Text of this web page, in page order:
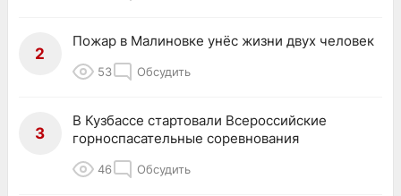
2
Пожар в Малиновке унёс жизни двух человек
53 Обсудить
3
В Кузбассе стартовали Всероссийские
горноспасательные соревнования
46 Обсудить